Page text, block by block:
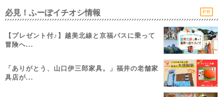
必見！ふーぽイチオシ情報 PR
【プレゼント付♪】越美北線と京福バスに乗って
冒険へ...
「ありがとう、山口伊三郎家具。」福井の老舗家
具店が...